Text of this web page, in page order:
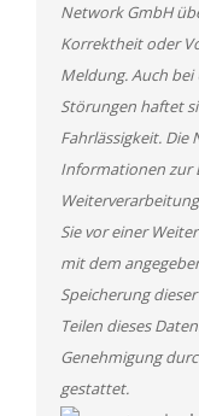
Network GmbH
Korrektheit oder
Meldung. Auch
Störungen haftet
Fahrlässigkeit. Die
Informationen zur
Sie vor einer
mit dem
Speicherung
Teilen dieses
Genehmigung
gestattet.